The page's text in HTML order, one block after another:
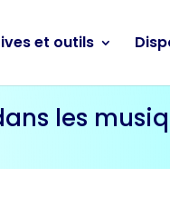
et outils
les